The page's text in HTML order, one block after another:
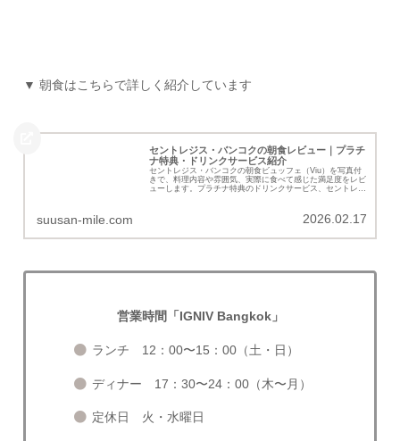
▼ 朝食はこちらで詳しく紹介しています
セントレジス・バンコクの朝食レビュー｜プラチ
ナ特典・ドリンクサービス紹介
セントレジス・バンコクの朝食ビュッフェ（Viu）を写真付
きで、料理内容や雰囲気、実際に食べて感じた満足度をレビ
ューします。プラチナ特典のドリンクサービス、セントレジ
suusan-mile.com 2026.02.17
営業時間「IGNIV Bangkok」
ランチ 12：00〜15：00（土・日）
ディナー 17：30〜24：00（木〜月）
定休日 火・水曜日